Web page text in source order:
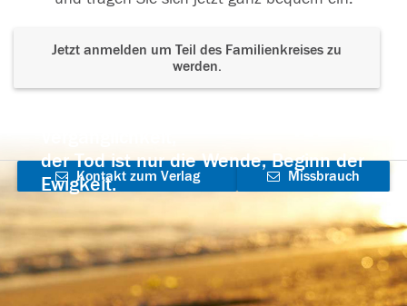
Jetzt anmelden um Teil des Familienkreises zu
werden.
der Tod ist nur die Wende, Beginn der
Ewigkeit.
Kontakt zum Verlag
aufnehmen
Missbrauch